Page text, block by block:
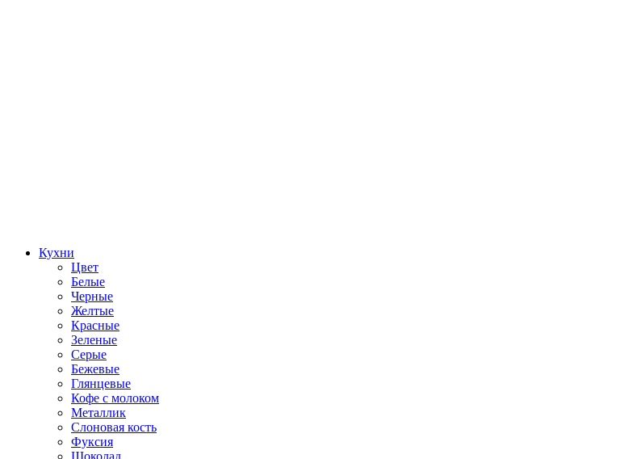
Кухни
Цвет
Белые
Черные
Желтые
Красные
Зеленые
Серые
Бежевые
Глянцевые
Кофе с молоком
Металлик
Слоновая кость
Фуксия
Шоколад